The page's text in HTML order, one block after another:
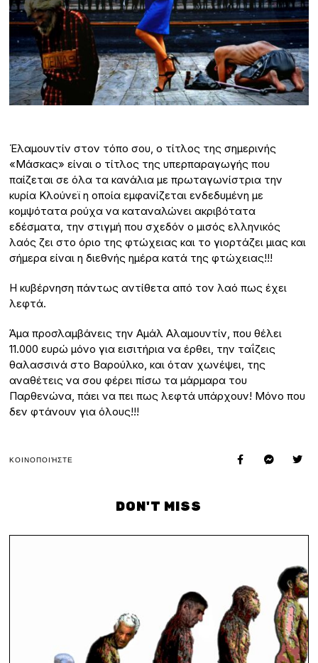
Έλαμουντίν στον τόπο σου, ο τίτλος της σημερινής
«Μάσκας» είναι ο τίτλος της υπερπαραγωγής που
παίζεται σε όλα τα κανάλια με πρωταγωνίστρια την
κυρία Κλούνεϊ η οποία εμφανίζεται ενδεδυμένη με
κομψότατα ρούχα να καταναλώνει ακριβότατα
εδέσματα, την στιγμή που σχεδόν ο μισός ελληνικός
λαός ζει στο όριο της φτώχειας και το γιορτάζει μιας και
σήμερα είναι η διεθνής ημέρα κατά της φτώχειας!!!
Η κυβέρνηση πάντως αντίθετα από τον λαό πως έχει
λεφτά.
Άμα προσλαμβάνεις την Αμάλ Αλαμουντίν, που θέλει
11.000 ευρώ μόνο για εισιτήρια να έρθει, την ταΐζεις
θαλασσινά στο Βαρούλκο, και όταν χωνέψει, της
αναθέτεις να σου φέρει πίσω τα μάρμαρα του
Παρθενώνα, πάει να πει πως λεφτά υπάρχουν! Μόνο που
δεν φτάνουν για όλους!!!
ΚΟΙΝΟΠΟΙΉΣΤΕ
DON'T MISS